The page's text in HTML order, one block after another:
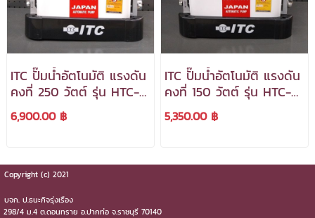
ITC ปั๊มน้ำอัตโนมัติ แรงดัน
คงที่ 250 วัตต์ รุ่น HTC-
M250 GX5 ( ถังเหลี่ยม )
***สามารถออกใบกำกับ
6,900.00 ฿
ITC ปั๊มน้ำอัตโนมัติ แรงดัน
คงที่ 150 วัตต์ รุ่น HTC-
M150 GX5 ( ถังเหลี่ยม )
***สามารถออกใบกำกับ
5,350.00 ฿
Copyright (c) 2021
บจก.​ ป.ธนะกิจรุ่งเรือง
298/4 ม.4 ต.ดอนทราย​ อ.ปากท่อ​ จ.ราชบุรี​ 70140